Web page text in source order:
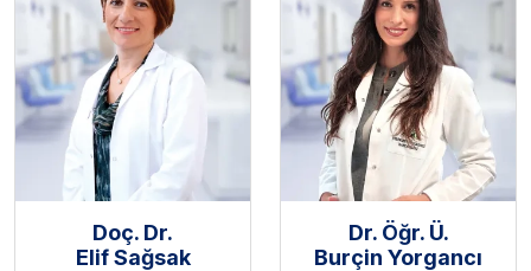
Doç. Dr.
Elif Sağsak
Dr. Öğr. Ü.
Burçin Yorgancı